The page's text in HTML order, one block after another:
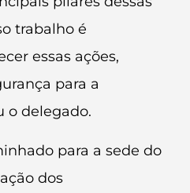
trabalho é
essas ações,
para a
o delegado.
para a sede do
dos